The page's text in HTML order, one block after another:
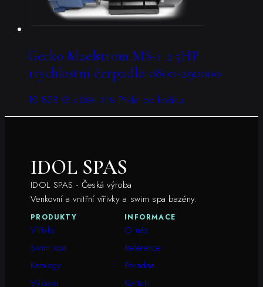
Gecko Maelstrom MS-1 2.5HP
1rychlostní čerpadlo 0800-290000
10 828 Kč s DPH 21% Přidat do košíku
IDOL SPAS
IDOL SPAS - Česká výroba
Venkovní a vnitřní vířivky a swim spa bazény.
PRODUKTY
Vířivky
Swim spa
Katalogy
Výbava
INFORMACE
O nás
Reference
Poradna
Kontakt